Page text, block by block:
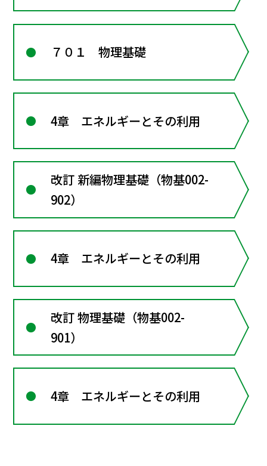
７０１ 物理基礎
4章 エネルギーとその利用
改訂 新編物理基礎（物基002-
902）
4章 エネルギーとその利用
改訂 物理基礎（物基002-
901）
4章 エネルギーとその利用